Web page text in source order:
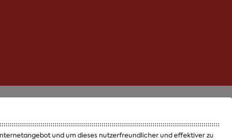
Jobs und Ausbildung
und um dieses nutzerfreundlicher und effektiver zu